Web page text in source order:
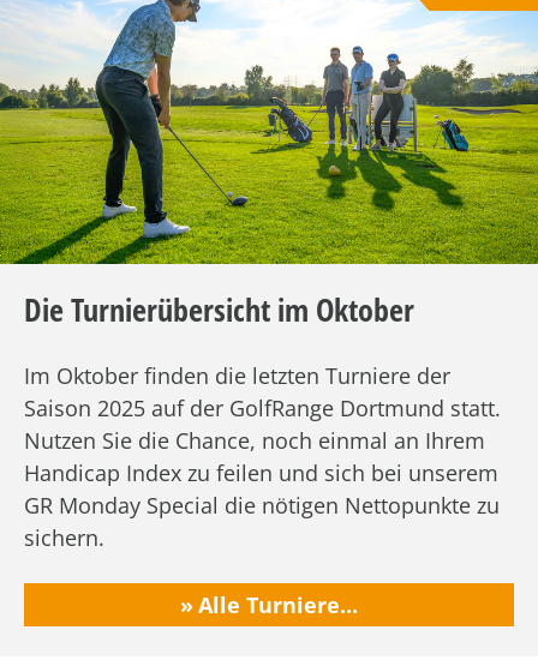
Die Turnierübersicht im Oktober
Im Oktober finden die letzten Turniere der
Saison 2025 auf der GolfRange Dortmund statt.
Nutzen Sie die Chance, noch einmal an Ihrem
Handicap Index zu feilen und sich bei unserem
GR Monday Special die nötigen Nettopunkte zu
sichern.
Alle Turniere...